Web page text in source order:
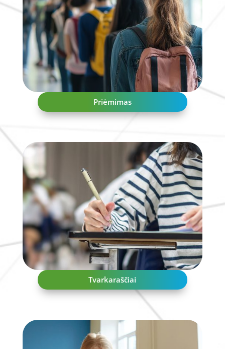
Priėmimas
Tvarkaraščiai